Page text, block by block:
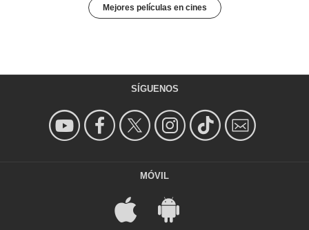
Mejores películas en cines
SÍGUENOS
MÓVIL